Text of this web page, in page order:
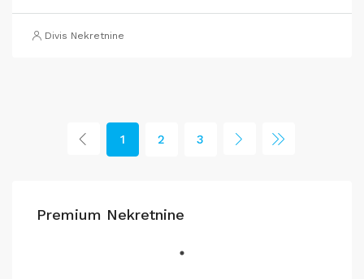
Divis Nekretnine
1 2 3
Premium Nekretnine